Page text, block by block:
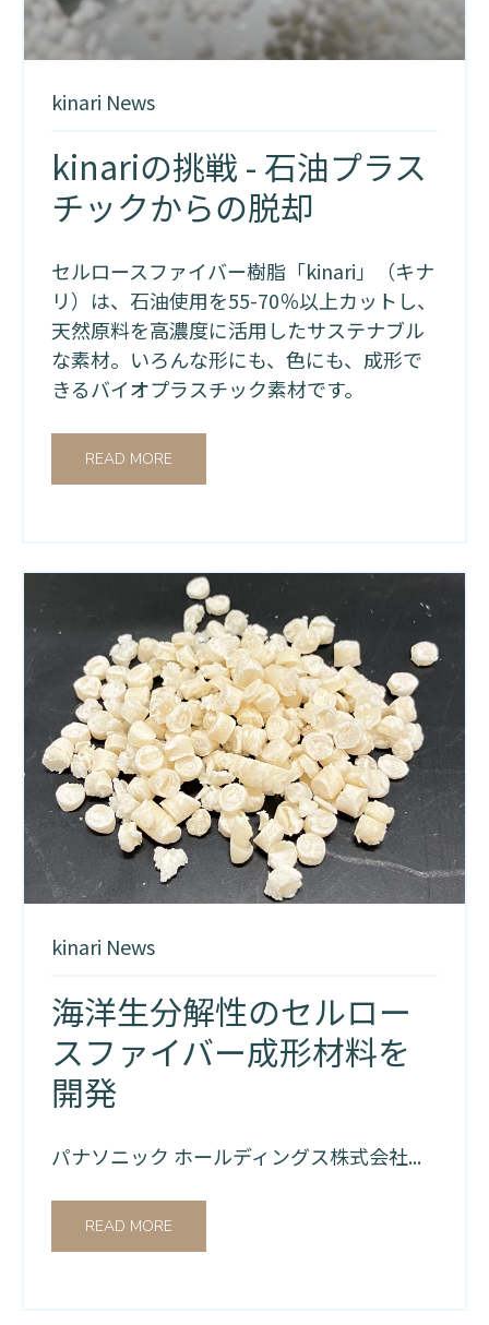
kinari News
kinariの挑戦 - 石油プラス
チックからの脱却
セルロースファイバー樹脂「kinari」（キナ
リ）は、石油使用を55-70％以上カットし、
天然原料を高濃度に活用したサステナブル
な素材。いろんな形にも、色にも、成形で
きるバイオプラスチック素材です。
READ MORE
kinari News
海洋生分解性のセルロー
スファイバー成形材料を
開発
パナソニック ホールディングス株式会社...
READ MORE